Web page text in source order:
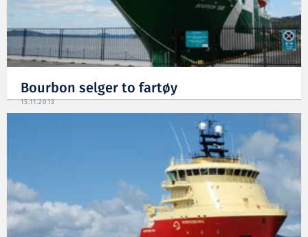
Bourbon selger to fartøy
15.11.2013